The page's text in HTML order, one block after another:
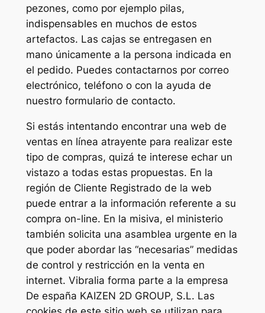
pezones, como por ejemplo pilas,
indispensables en muchos de estos
artefactos. Las cajas se entregasen en
mano únicamente a la persona indicada en
el pedido. Puedes contactarnos por correo
electrónico, teléfono o con la ayuda de
nuestro formulario de contacto.
Si estás intentando encontrar una web de
ventas en línea atrayente para realizar este
tipo de compras, quizá te interese echar un
vistazo a todas estas propuestas. En la
región de Cliente Registrado de la web
puede entrar a la información referente a su
compra on-line. En la misiva, el ministerio
también solicita una asamblea urgente en la
que poder abordar las “necesarias” medidas
de control y restricción en la venta en
internet. Vibralia forma parte a la empresa
De españa KAIZEN 2D GROUP, S.L. Las